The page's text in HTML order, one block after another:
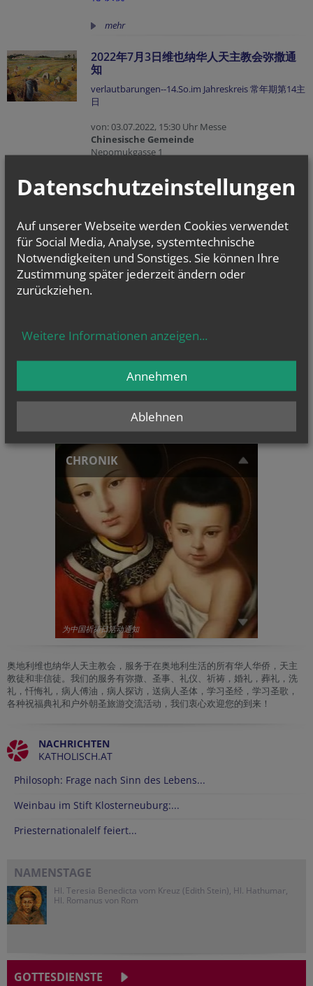
mehr
2022年7月3日维也纳华人天主教会弥撒通
知
verlautbarungen--14.So.im Jahreskreis 常年期第14主
日
von: 03.07.2022, 15:30 Uhr Messe
Chinesische Gemeinde
Nepomukgasse 1
mehr
vorherige 1 2 40 42
CHRONIK
为中国祈祷日活动通知
奥地利维也纳华人天主教会，服务于在奥地利生活的所有华人华侨，天主
教徒和非信徒。我们的服务有弥撒、圣事、礼仪、祈祷，婚礼，葬礼，洗
礼，忏悔礼，病人傅油，病人探访，送病人圣体，学习圣经，学习圣歌，
各种祝福典礼和户外朝圣旅游交流活动，我们衷心欢迎您的到来！
NACHRICHTEN
KATHOLISCH.AT
Philosoph: Frage nach Sinn des Lebens...
Weinbau im Stift Klosterneuburg:...
Priesternationalelf feiert...
NAMENSTAGE
Hl. Teresia Benedicta vom Kreuz (Edith Stein), Hl. Hathumar,
Hl. Romanus von Rom
GOTTESDIENSTE
Datenschutzeinstellungen
Auf unserer Webseite werden Cookies verwendet
für Social Media, Analyse, systemtechnische
Notwendigkeiten und Sonstiges. Sie können Ihre
Zustimmung später jederzeit ändern oder
zurückziehen.
Weitere Informationen anzeigen...
Ablehnen
Annehmen